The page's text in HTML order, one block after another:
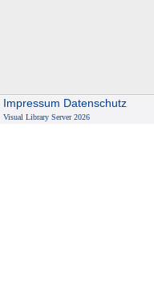
Impressum Datenschutz
Visual Library Server 2026